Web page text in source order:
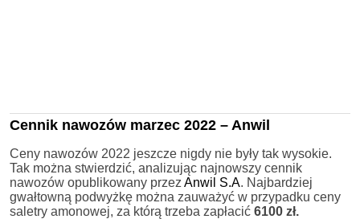
Cennik nawozów marzec 2022 – Anwil
Ceny nawozów 2022 jeszcze nigdy nie były tak wysokie.
Tak można stwierdzić, analizując najnowszy cennik
nawozów opublikowany przez Anwil S.A. Najbardziej
gwałtowną podwyżkę można zauważyć w przypadku ceny
saletry amonowej, za którą trzeba zapłacić 6100 zł.